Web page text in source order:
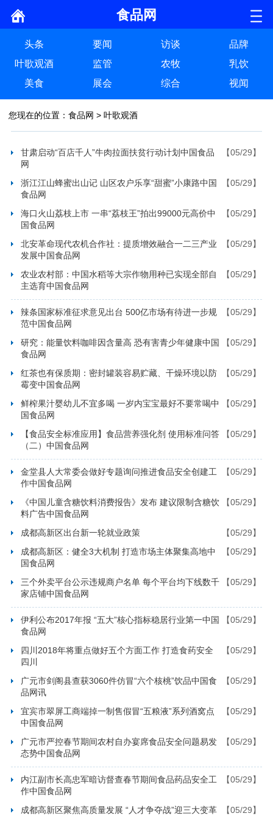
食品网
头条 要闻 访谈
品牌
叶歌观酒
监管 农牧
乳饮
美食
展会 综合 视闻
您现在的位置： 食品网 > 叶歌观酒
甘肃启动“百店千人”牛肉拉面扶贫行动计划中国食品
网
【05/29】
浙江江山蜂蜜出山记 山区农户乐享“甜蜜”小康路中国
食品网
【05/29】
海口火山荔枝上市 一串“荔枝王”拍出99000元高价中
国食品网
【05/29】
北安革命现代农机合作社：提质增效融合一二三产业
发展中国食品网
【05/29】
农业农村部：中国水稻等大宗作物用种已实现全部自
主选育中国食品网
【05/29】
辣条国家标准征求意见出台 500亿市场有待进一步规
范中国食品网
【05/29】
研究：能量饮料咖啡因含量高 恐有害青少年健康中国
食品网
【05/29】
红茶也有保质期：密封罐装容易贮藏、干燥环境以防
霉变中国食品网
【05/29】
鲜榨果汁婴幼儿不宜多喝 一岁内宝宝最好不要常喝中
国食品网
【05/29】
【食品安全标准应用】食品营养强化剂 使用标准问答
（二）中国食品网
【05/29】
金堂县人大常委会做好专题询问推进食品安全创建工
作中国食品网
【05/29】
《中国儿童含糖饮料消费报告》发布 建议限制含糖饮
料广告中国食品网
【05/29】
成都高新区出台新一轮就业政策
【05/29】
成都高新区：健全3大机制 打造市场主体聚集高地中
国食品网
【05/29】
三个外卖平台公示违规商户名单 每个平台均下线数千
家店铺中国食品网
【05/29】
伊利公布2017年报 “五大”核心指标稳居行业第一中国
食品网
【05/29】
四川2018年将重点做好五个方面工作 打造食药安全
四川
【05/29】
广元市剑阁县查获3060件仿冒“六个核桃”饮品中国食
品网讯
【05/29】
宜宾市翠屏工商端掉一制售假冒“五粮液”系列酒窝点
中国食品网
【05/29】
广元市严控春节期间农村自办宴席食品安全问题易发
态势中国食品网
【05/29】
内江副市长高忠军暗访督查春节期间食品药品安全工
作中国食品网
【05/29】
成都高新区聚焦高质量发展 “人才争夺战”迎三大变革
【05/29】